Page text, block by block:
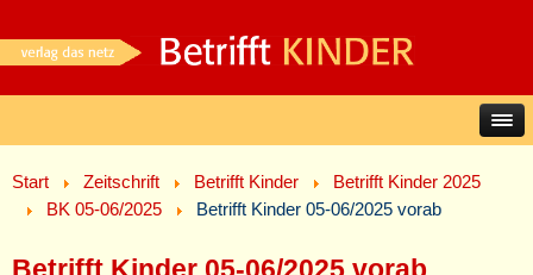
Start Zeitschrift Betrifft Kinder
Betrifft Kinder 2025
BK 05-06/2025
Betrifft Kinder 05-06/2025 vorab